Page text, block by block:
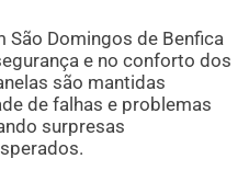
São Domingos de Benfica
e no conforto dos
são mantidas
de falhas e problemas
surpresas